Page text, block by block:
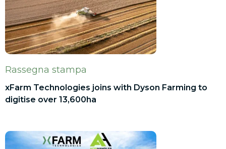
Rassegna stampa
xFarm Technologies joins with Dyson Farming to
digitise over 13,600ha